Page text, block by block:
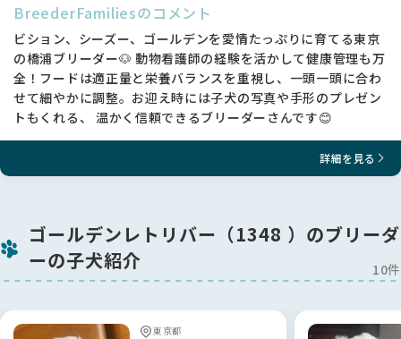
BreederFamiliesのコメント
ビション、シーズー、ゴールデンを愛情たっぷりに育てる東京
の橋浦ブリーダー🐶 動物看護師の経験を活かして健康管理も万
全！フードは適正量と栄養バランスを重視し、一頭一頭に合わ
せて細やかに調整。お迎え時には子犬の写真や手形のプレゼン
トもくれる、 温かく信頼できるブリーダーさんです😊
詳細を見る
ゴールデンレトリバー（1348 ）のブリーダ
ーの子犬紹介
10件
東京都